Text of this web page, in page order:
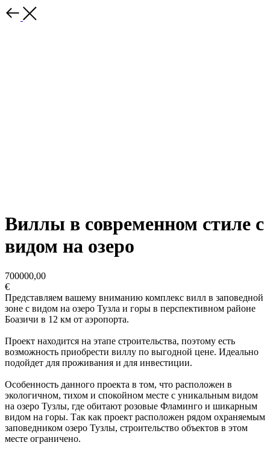
Виллы в современном стиле с
видом на озеро
700000,00
€
Представляем вашему вниманию комплекс вилл в заповедной
зоне с видом на озеро Тузла и горы в перспективном районе
Боазичи в 12 км от аэропорта.
Проект находится на этапе строительства, поэтому есть
возможность приобрести виллу по выгодной цене. Идеально
подойдет для проживания и для инвестиции.
Особенность данного проекта в том, что расположен в
экологичном, тихом и спокойном месте с уникальным видом
на озеро Тузлы, где обитают розовые Фламинго и шикарным
видом на горы. Так как проект расположен рядом охраняемым
заповедником озеро Тузлы, строительство объектов в этом
месте ограничено.